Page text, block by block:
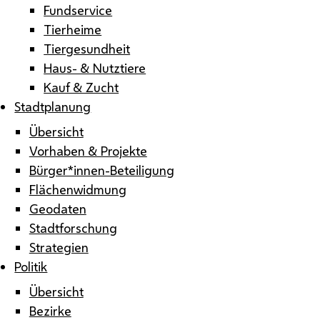
Fundservice
Tierheime
Tiergesundheit
Haus- & Nutztiere
Kauf & Zucht
Stadtplanung
Übersicht
Vorhaben & Projekte
Bürger*innen-Beteiligung
Flächenwidmung
Geodaten
Stadtforschung
Strategien
Politik
Übersicht
Bezirke